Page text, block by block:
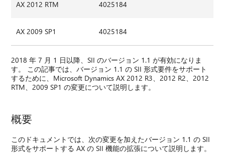
AX 2012 RTM 4025184
AX 2009 SP1 4025184
2018 年 7 月 1 日以降、SII のバージョン 1.1 が有効になりま
す。 この記事では、バージョン 1.1 の SII 形式要件をサポート
するために、Microsoft Dynamics AX 2012 R3、2012 R2、2012
RTM、2009 SP1 の変更について説明します。
概要
このドキュメントでは、次の変更を加えたバージョン 1.1 の SII
形式をサポートする AX の SII 機能の拡張について説明します。